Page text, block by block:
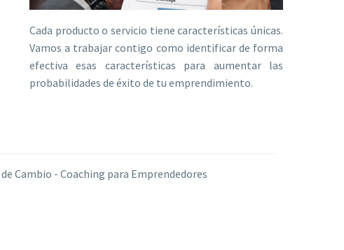
Cada producto o servicio tiene características únicas.
Vamos a trabajar contigo como identificar de forma
efectiva esas características para aumentar las
probabilidades de éxito de tu emprendimiento.